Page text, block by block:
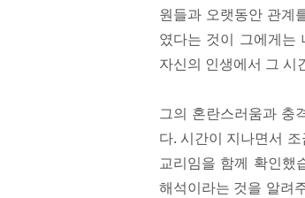
원들과 오랫동안 관계
였다는 것이 그에게는
자신의 인생에서 그 시
그의 혼란스러움과 충
다. 시간이 지나면서
교리임을 함께 확인했
해석이라는 것을 알려